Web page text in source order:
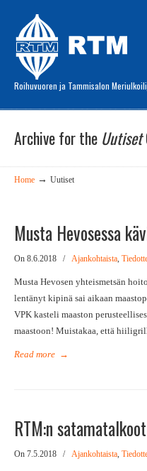
Roihuvuoren ja Tammisalon
Archive for the Uutiset
Home → Uutiset
Musta Hevosessa
On 8.6.2018 / Ajankohtaista,
Musta Hevosen yhteismetsän
lentänyt kipinä sai aikaan
VPK kasteli maaston
maastoon! Muistakaa, että
Read more →
RTM:n
On 7.5.2018 / Ajankohtaista,